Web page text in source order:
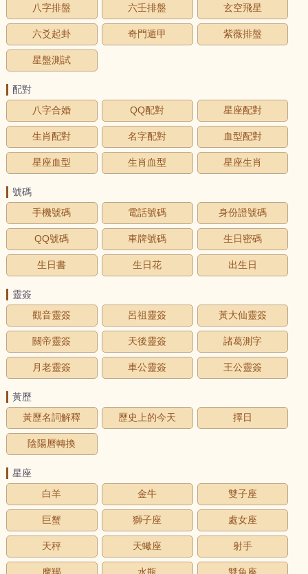
八字排盤
六壬排盤 玄空飛星
六爻起卦 奇門遁甲 紫薇排盤
星盤測試
配對
八字合婚
QQ配對 星座配對
生肖配對 名字配對 血型配對
星座血型 生肖血型 星座生肖
號碼
手機號碼
電話號碼 身份證號碼
QQ號碼 車牌號碼 生日密碼
生日書 生日花 出生日
靈簽
觀音靈簽
呂祖靈簽 黃大仙靈簽
關帝靈簽 天後靈簽 諸葛測字
月老靈簽 車公靈簽 王公靈簽
黃歷
黃歷名詞解釋
歷史上的今天 擇日
陰陽曆轉換
星座
白羊
金牛 雙子座
巨蟹 獅子座 處女座
天秤 天蠍座 射手